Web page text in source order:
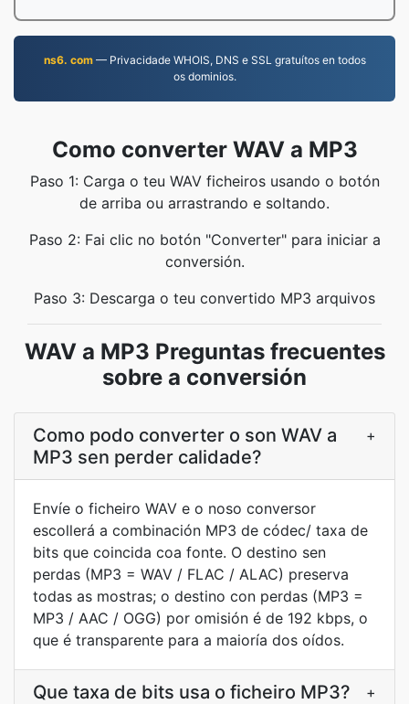
ns6. com— Privacidade WHOIS, DNS e SSL gratuítos en todos
os dominios.
Como converter WAV a MP3
Paso 1: Carga o teu WAV ficheiros usando o botón
de arriba ou arrastrando e soltando.
Paso 2: Fai clic no botón "Converter" para iniciar a
conversión.
Paso 3: Descarga o teu convertido MP3 arquivos
WAV a MP3 Preguntas frecuentes
sobre a conversión
Como podo converter o son WAV a
MP3 sen perder calidade?
+
Envíe o ficheiro WAV e o noso conversor
escollerá a combinación MP3 de códec/ taxa de
bits que coincida coa fonte. O destino sen
perdas (MP3 = WAV / FLAC / ALAC) preserva
todas as mostras; o destino con perdas (MP3 =
MP3 / AAC / OGG) por omisión é de 192 kbps, o
que é transparente para a maioría dos oídos.
Que taxa de bits usa o ficheiro MP3? +